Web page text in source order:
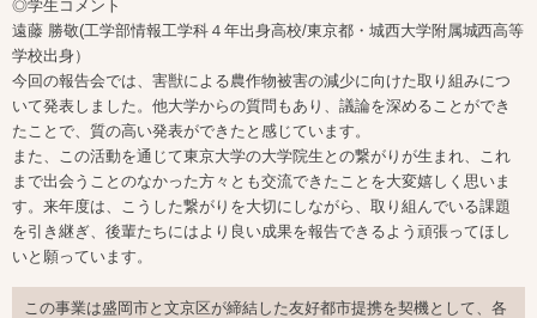
◎学生コメント
遠藤 勝敬(工学部情報工学科４年出身高校/東京都・城西大学附属城西高等
学校出身）
今回の報告会では、害獣による農作物被害の減少に向けた取り組みにつ
いて発表しました。他大学からの質問もあり、議論を深めることができ
たことで、質の高い発表ができたと感じています。
また、この活動を通じて東京大学の大学院生との繋がりが生まれ、これ
まで出会うことのなかった方々とも交流できたことを大変嬉しく思いま
す。来年度は、こうした繋がりを大切にしながら、取り組んでいる課題
を引き継ぎ、後輩たちにはより良い成果を報告できるよう頑張ってほし
いと願っています。
この事業は盛岡市と文京区が締結した友好都市提携を契機として、各